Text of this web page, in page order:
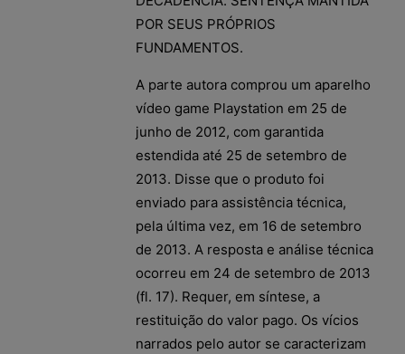
POR SEUS PRÓPRIOS
FUNDAMENTOS.
A parte autora comprou um aparelho
vídeo game Playstation em 25 de
junho de 2012, com garantida
estendida até 25 de setembro de
2013. Disse que o produto foi
enviado para assistência técnica,
pela última vez, em 16 de setembro
de 2013. A resposta e análise técnica
ocorreu em 24 de setembro de 2013
(fl. 17). Requer, em síntese, a
restituição do valor pago. Os vícios
narrados pelo autor se caracterizam